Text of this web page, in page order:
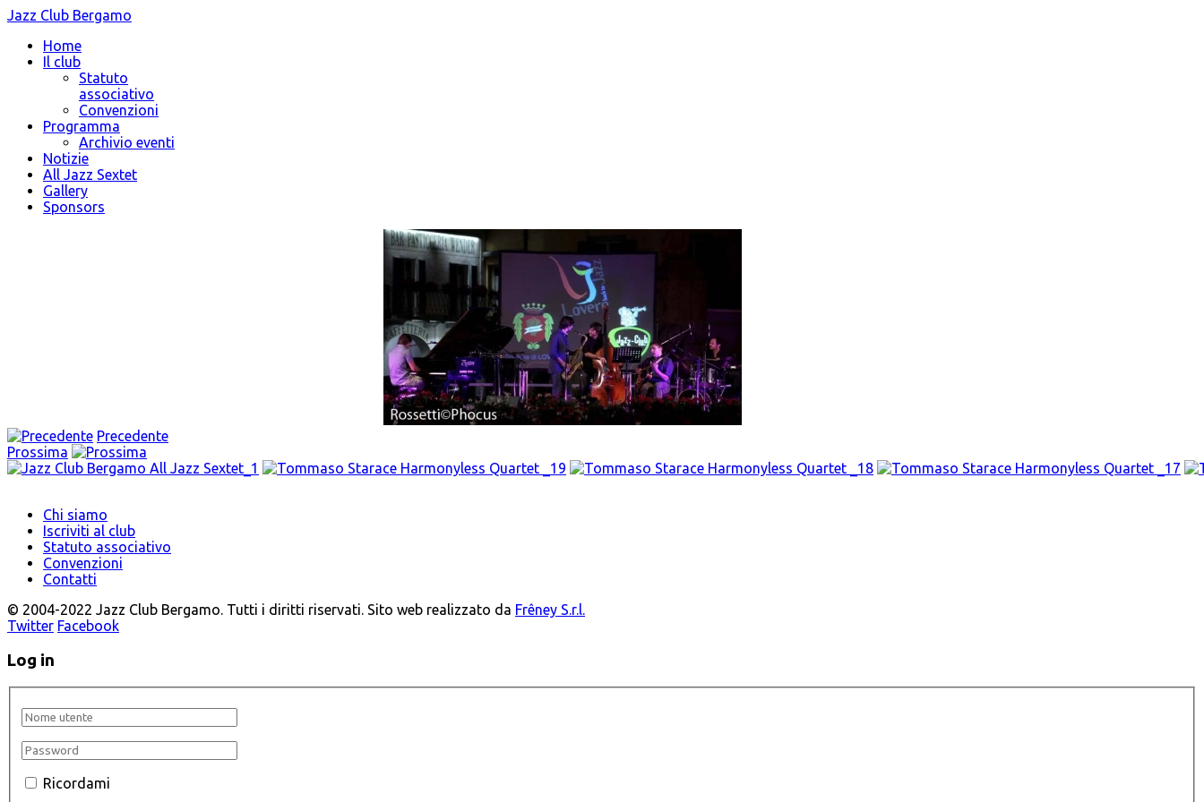
Jazz Club Bergamo
Home
Il club
Statuto
associativo
Convenzioni
Programma
Archivio eventi
Notizie
All Jazz Sextet
Gallery
Sponsors
Precedente
Prossima
Chi siamo
Iscriviti al club
Statuto associativo
Convenzioni
Contatti
© 2004-2022 Jazz Club Bergamo. Tutti i diritti riservati. Sito web realizzato da Frêney S.r.l.
Twitter Facebook
Log in
Ricordami